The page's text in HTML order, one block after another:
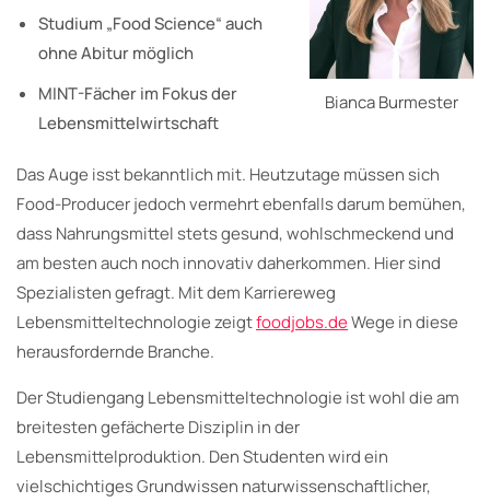
Bianca Burmester
Studium „Food Science“ auch
ohne Abitur möglich
MINT-Fächer im Fokus der
Lebensmittelwirtschaft
Das Auge isst bekanntlich mit. Heutzutage müssen sich
Food-Producer jedoch vermehrt ebenfalls darum bemühen,
dass Nahrungsmittel stets gesund, wohlschmeckend und
am besten auch noch innovativ daherkommen. Hier sind
Spezialisten gefragt. Mit dem Karriereweg
Lebensmitteltechnologie zeigtfoodjobs.deWege in diese
herausfordernde Branche.
Der Studiengang Lebensmitteltechnologie ist wohl die am
breitesten gefächerte Disziplin in der
Lebensmittelproduktion. Den Studenten wird ein
vielschichtiges Grundwissen naturwissenschaftlicher,